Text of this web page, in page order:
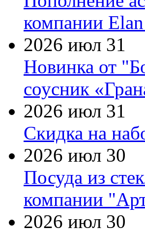
компании
2026 июл 31
Новинка от
соусник
2026 июл 31
Скидка на
2026 июл 30
Посуда из
компании
2026 июл 30